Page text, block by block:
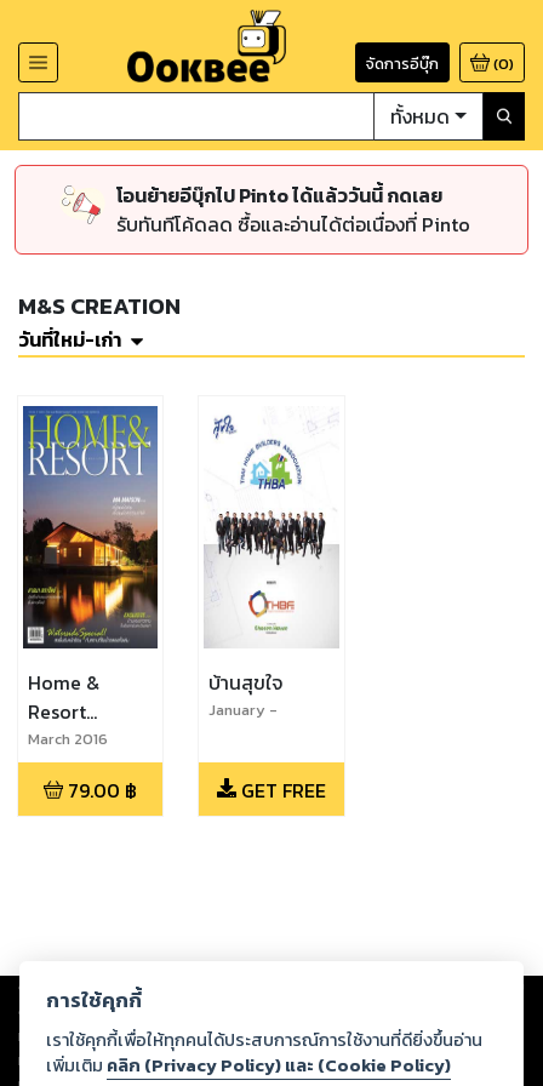
จัดการอีบุ๊ก (0)
ทั้งหมด
โอนย้ายอีบุ๊กไป Pinto ได้แล้ววันนี้ กดเลย
รับทันทีโค้ดลด ซื้อและอ่านได้ต่อเนื่องที่ Pinto
M&S CREATION
วันที่ใหม่-เก่า
Home &
Resort
Thailand
March 2016
79.00 ฿
บ้านสุขใจ
January -
GET FREE
Copyright © 2026
ต่อผลงานหรือเนื้อหาใดที่อัปโหลดผ่านเว็บไซต์และปรากฏว่าละเมิดสิทธิใน
ทรัพย์สินทางปัญญาของบุคคลอื่นหรือขัดต่อกฎหมายและศีลธรรม ดังนั้น ผู้อ่าน
ทุกท่านโปรดใช้วิจารณญาณในการกลั่นกรองด้วยตนเอง และหากท่านพบว่าส่วน
การใช้คุกกี้
เราใช้คุกกี้เพื่อให้ทุกคนได้ประสบการณ์การใช้งานที่ดียิ่งขึ้นอ่าน
เพิ่มเติม คลิก (Privacy Policy) และ (Cookie Policy)